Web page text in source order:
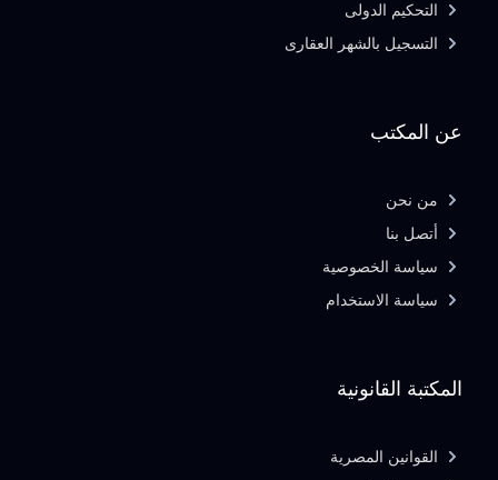
المكتبة القانونية
القوانين المصرية
عن المكتب
من نحن
أتصل بنا
سياسة الخصوصية
سياسة الاستخدام
التحكيم الدولى
التسجيل بالشهر العقارى